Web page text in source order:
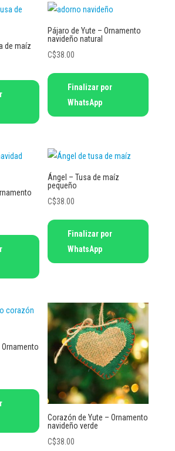
de maíz
Pájaro de Yute – Ornamento
navideño natural
C$38.00
Finalizar por
WhatsApp
Ángel – Tusa de maíz
pequeño
C$38.00
Finalizar por
WhatsApp
Corazón de Yute – Ornamento
navideño verde
C$38.00